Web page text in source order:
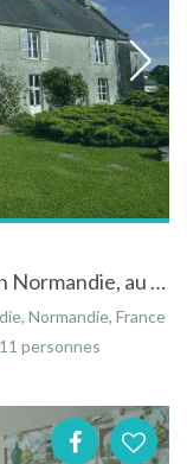
Chambres d'hôtes dans un Haras, en Normandie, au calme, proche de Bayeux , des plages du Débarquement, du Monst Saint Michel,
Normandie, France
11 personnes